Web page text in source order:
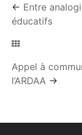
← Entre
éducatifs
Appel à
l’ARDAA →